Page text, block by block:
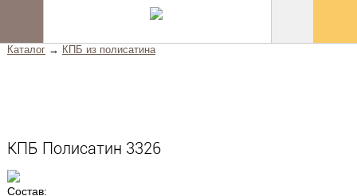
Главная
Каталог→ КПБ из полисатина
КПБ Полисатин 3326
Состав: